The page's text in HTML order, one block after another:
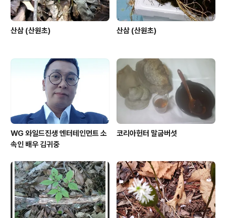
산삼 (산원초) 산삼 (산원초)
WG 와일드진생 엔터테인먼트 소
속인 배우 김귀중
코리아헌터 말굽버섯